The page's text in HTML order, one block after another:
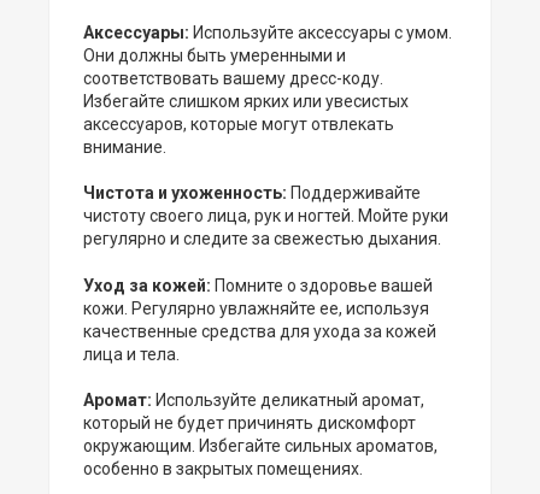
Аксессуары: Используйте аксессуары с умом.
Они должны быть умеренными и
соответствовать вашему дресс-коду.
Избегайте слишком ярких или увесистых
аксессуаров, которые могут отвлекать
внимание.
Чистота и ухоженность: Поддерживайте
чистоту своего лица, рук и ногтей. Мойте руки
регулярно и следите за свежестью дыхания.
Уход за кожей: Помните о здоровье вашей
кожи. Регулярно увлажняйте ее, используя
качественные средства для ухода за кожей
лица и тела.
Аромат: Используйте деликатный аромат,
который не будет причинять дискомфорт
окружающим. Избегайте сильных ароматов,
особенно в закрытых помещениях.